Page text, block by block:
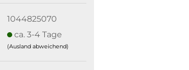
1044825070
ca. 3-4 Tage
(Ausland abweichend)